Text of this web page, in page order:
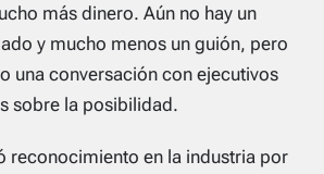
más dinero. Aún no hay un
y ​​mucho menos un guión, pero
una conversación con ejecutivos
sobre la posibilidad.
reconocimiento en la industria por